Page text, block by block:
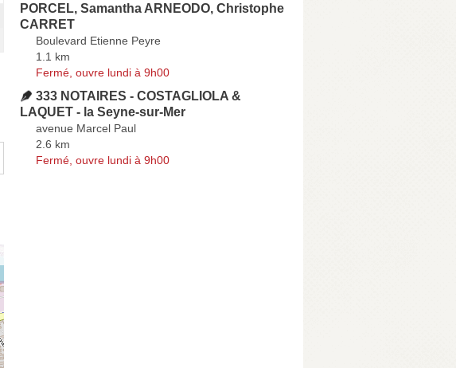
PORCEL, Samantha ARNEODO, Christophe
CARRET
Boulevard Etienne Peyre
1.1 km
Fermé, ouvre lundi à 9h00
333 NOTAIRES - COSTAGLIOLA &
LAQUET - la Seyne-sur-Mer
avenue Marcel Paul
2.6 km
Fermé, ouvre lundi à 9h00